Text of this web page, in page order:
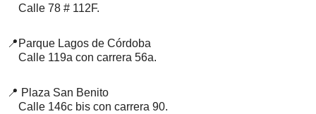
Calle 78 # 112F.
📍Parque Lagos de Córdoba
Calle 119a con carrera 56a.
📍 Plaza San Benito
Calle 146c bis con carrera 90.